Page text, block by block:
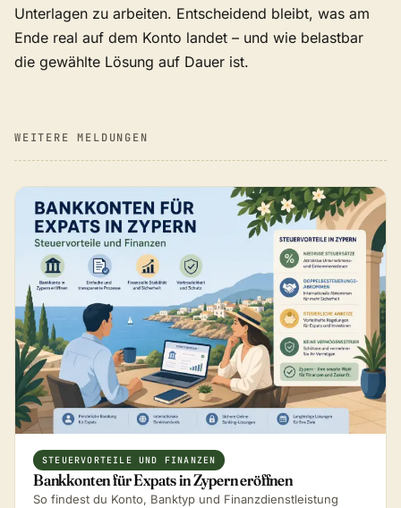
Unterlagen zu arbeiten. Entscheidend bleibt, was am
Ende real auf dem Konto landet – und wie belastbar
die gewählte Lösung auf Dauer ist.
WEITERE MELDUNGEN
STEUERVORTEILE UND FINANZEN
Bankkonten für Expats in Zypern eröffnen
So findest du Konto, Banktyp und Finanzdienstleistung